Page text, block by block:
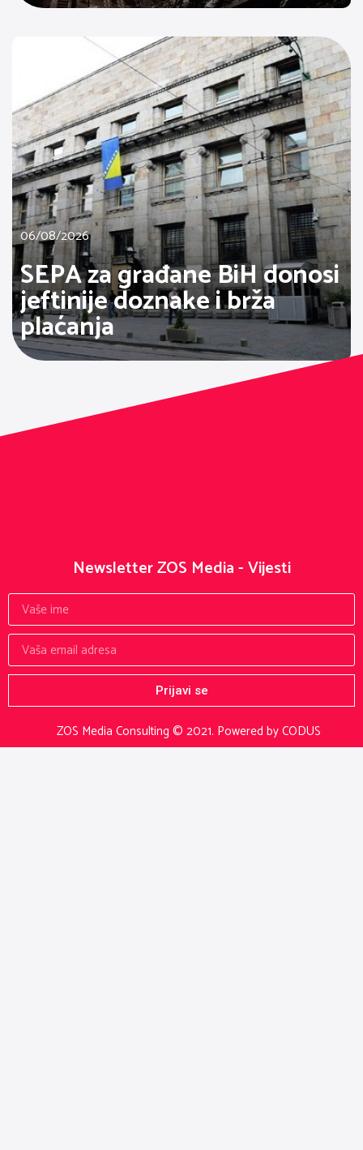
06/08/2026
SEPA za građane BiH donosi
jeftinije doznake i brža
plaćanja
ZOS Media Consulting © 2021. Powered by CODUS
Newsletter ZOS Media - Vijesti
Prijavi se